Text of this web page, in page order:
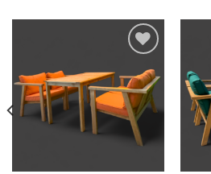
Favorilere
Ekle